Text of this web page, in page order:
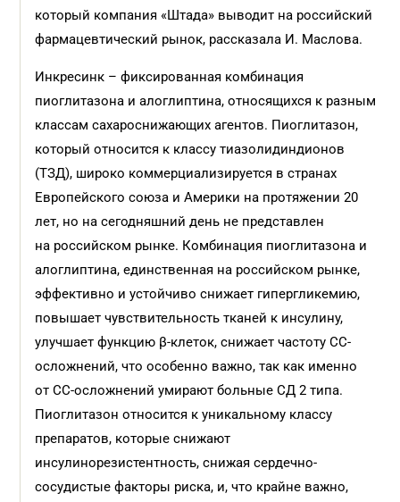
который компания «Штада» выводит на российский
фармацевтический рынок, рассказала И. Маслова.
Инкресинк – фиксированная комбинация
пиоглитазона и алоглиптина, относящихся к разным
классам сахароснижающих агентов. Пиоглитазон,
который относится к классу тиазолидиндионов
(ТЗД), широко коммерциализируется в странах
Европейского союза и Америки на протяжении 20
лет, но на сегодняшний день не представлен
на российском рынке. Комбинация пиоглитазона и
алоглиптина, единственная на российском рынке,
эффективно и устойчиво снижает гипергликемию,
повышает чувствительность тканей к инсулину,
улучшает функцию β-клеток, снижает частоту СС-
осложнений, что особенно важно, так как именно
от СС-осложнений умирают больные СД 2 типа.
Пиоглитазон относится к уникальному классу
препаратов, которые снижают
инсулинорезистентность, снижая сердечно-
сосудистые факторы риска, и, что крайне важно,